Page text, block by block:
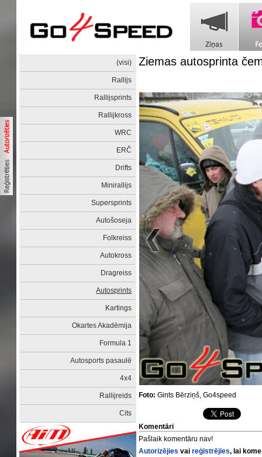
(visi)
Rallijs
Rallijsprints
Rallijkross
WRC
ERČ
Drifts
Minirallijs
Supersprints
Autošoseja
Folkreiss
Autokross
Dragreiss
Autosprints
Kartings
Okartes Akadēmija
Formula 1
Autosports pasaulē
4x4
Rallijreids
Cits
Ziemas autosprinta
Foto: Gints Bērziņš, Go4speed
Komentāri
Pašlaik komentāru nav!
Autorizējies vaireģistrējies, lai